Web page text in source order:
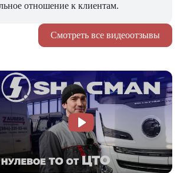
отношение к клиентам.
Смотреть все видеоотзывы